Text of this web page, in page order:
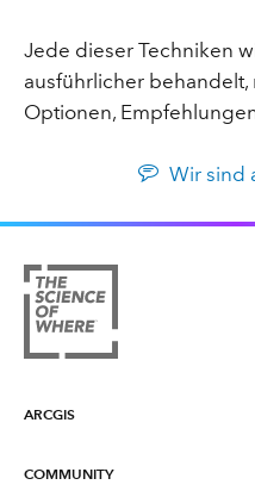
Jede dieser Techniken
ausführlicher
Optionen,
Wir sind
ARCGIS
ArcGIS – Überblick
COMMUNITY